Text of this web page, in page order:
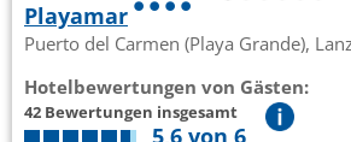
Playamar
Puerto del Carmen (Playa Grande),
Hotelbewertungen von Gästen:
42 Bewertungen insgesamt
5,6 von 6